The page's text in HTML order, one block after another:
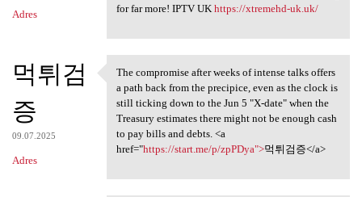
Adres
for far more! IPTV UK https://xtremehd-uk.uk/
먹튀검
증
09.07.2025
Adres
The compromise after weeks of
The compromise after weeks of intense talks offers
a path back from the precipice, even as the clock is
still ticking down to the Jun 5 "X-date" when the
Treasury estimates there might not be enough cash
to pay bills and debts. <a
href="https://start.me/p/zpPDya">먹튀검증</a>